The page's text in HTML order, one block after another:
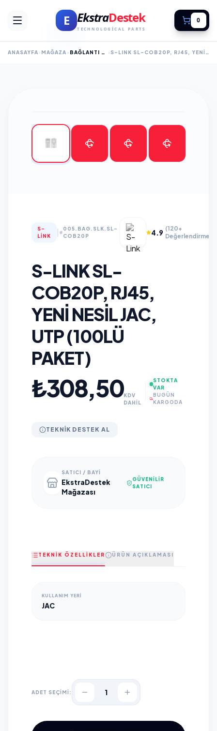
E EkstraDestek
TECHNOLOGICAL PARTS
0
ANASAYFA MAĞAZA BAĞLANTI EKIPMANLARI S-LINK SL-COB20P, RJ45, YENI NESIL JAC, UTP (100LÜ PAKET)
S-
LINK
005.BAG.SLK.SL-
COB20P
4.9 (120+
Değerlendirme)
S-LINK SL-
COB20P, RJ45,
YENI NESIL JAC,
UTP (100LÜ
PAKET)
₺308,50KDV
DAHİL
STOKTA
VAR
BUGÜN
KARGODA
TEKNIK DESTEK AL
SATICI / BAYI
EkstraDestek
Mağazası
GÜVENILIR
SATICI
TEKNİK ÖZELLİKLER ÜRÜN AÇIKLAMASI
KULLANIM YERI
JAC
ADET SEÇİMİ: 1